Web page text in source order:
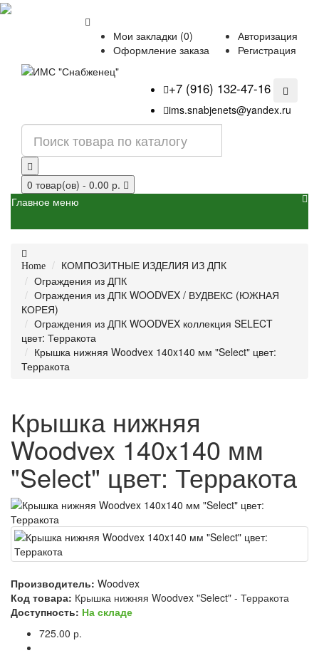
Авторизация
Регистрация
Мои закладки (0)
Оформление заказа
+7 (916) 132-47-16
ims.snabjenets@yandex.ru
0 товар(ов) - 0.00 р.
Главное меню
Home
КОМПОЗИТНЫЕ ИЗДЕЛИЯ ИЗ ДПК
Ограждения из ДПК
Ограждения из ДПК WOODVEX / ВУДВЕКС (ЮЖНАЯ
КОРЕЯ)
Ограждения из ДПК WOODVEX коллекция SELECT
цвет: Терракота
Крышка нижняя Woodvex 140x140 мм "Select" цвет:
Терракота
Крышка нижняя
Woodvex 140x140 мм
"Select" цвет: Терракота
Производитель: Woodvex
Код товара: Крышка нижняя Woodvex "Select" - Терракота
Доступность: На складе
725.00 р.